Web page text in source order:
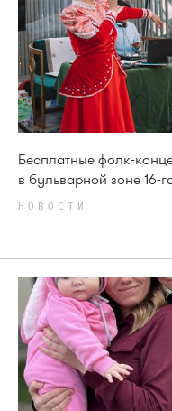
Бесплатные фолк-
в бульварной зоне 16-
НОВОСТИ